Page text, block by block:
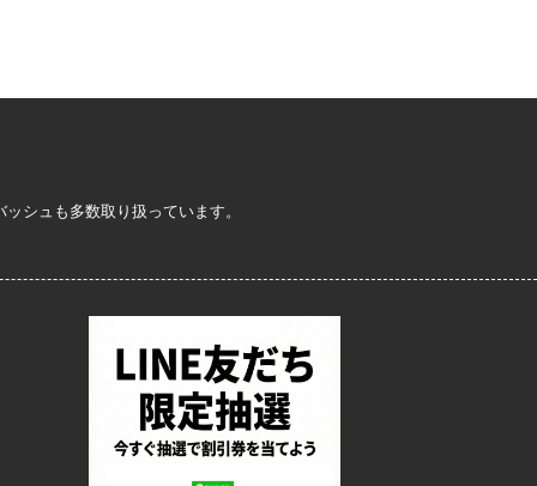
シュも多数取り扱っています。